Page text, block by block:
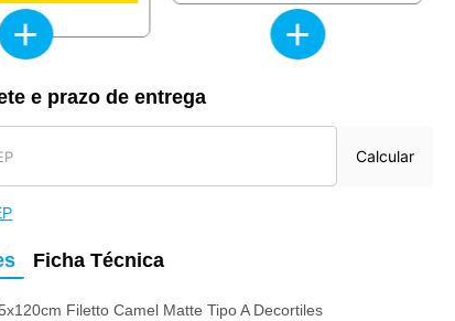
+ +
e prazo de entrega
Calcular
Ficha Técnica
Filetto Camel Matte Tipo A Decortiles